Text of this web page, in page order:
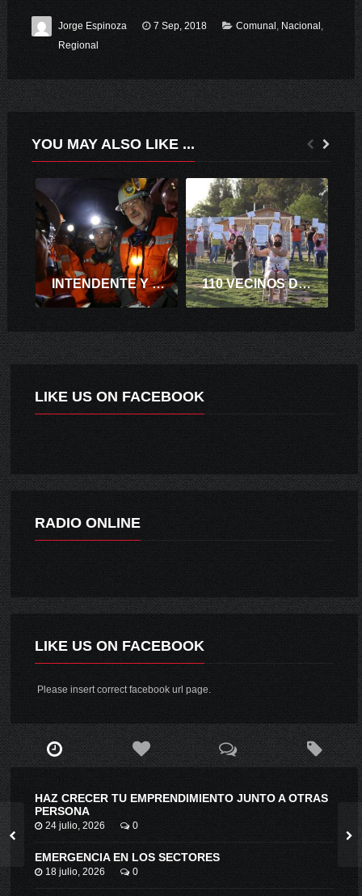
Jorge Espinoza 7 Sep, 2018 Comunal , Nacional ,
Regional
YOU MAY ALSO LIKE ...
INTENDENTE Y MINISTRO DE MINERÍA VISITAN EL NUEVO NIVEL MINA DE DIVISIÓN EL TENIENTE. 110 VECINOS DEL COMITÉ DE VIVIENDA NUEVO AMANECER RECIBIERON LAS ESCRITURAS DE SUS VIVIENDAS.
LIKE US ON FACEBOOK
RADIO ONLINE
LIKE US ON FACEBOOK
Please insert correct facebook url page.
HAZ CRECER TU EMPRENDIMIENTO JUNTO A OTRAS
PERSONA
24 julio, 2026 0
EMERGENCIA EN LOS SECTORES
18 julio, 2026 0